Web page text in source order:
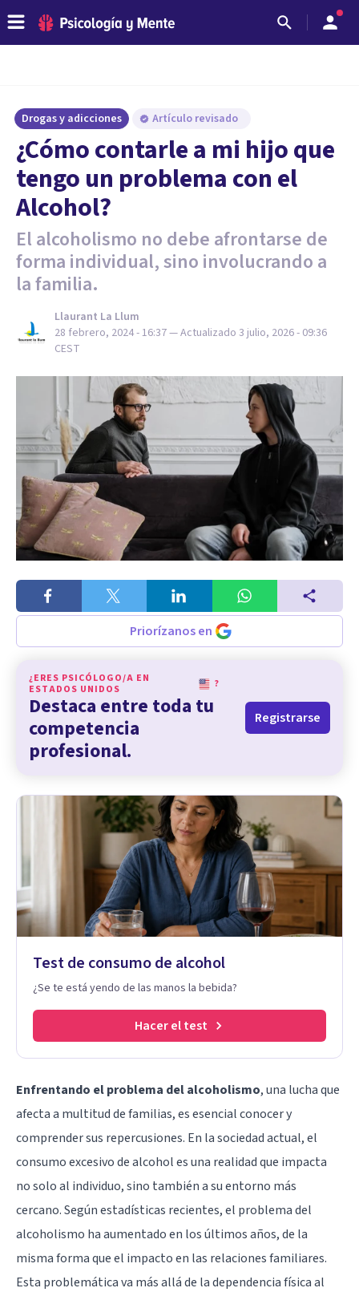
Drogas y adicciones Artículo revisado
¿Cómo contarle a mi hijo que
tengo un problema con el
Alcohol?
El alcoholismo no debe afrontarse de
forma individual, sino involucrando a
la familia.
Llaurant La Llum
28 febrero, 2024 - 16:37— Actualizado 3 julio, 2026 - 09:36
CEST
Priorízanos en
¿ERES PSICÓLOGO/A EN
ESTADOS UNIDOS
?
Destaca entre toda tu
competencia
profesional.
Registrarse
Test de consumo de alcohol
¿Se te está yendo de las manos la bebida?
Hacer el test
Enfrentando el problema del alcoholismo, una lucha que
afecta a multitud de familias, es esencial conocer y
comprender sus repercusiones. En la sociedad actual, el
consumo excesivo de alcohol es una realidad que impacta
no solo al individuo, sino también a su entorno más
cercano. Según estadísticas recientes, el problema del
alcoholismo ha aumentado en los últimos años, de la
misma forma que el impacto en las relaciones familiares.
Esta problemática va más allá de la dependencia física al